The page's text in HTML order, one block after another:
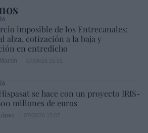
imposible de los Entrecanales:
alza, cotización a la baja y
en entredicho
se hace con un proyecto IRIS-
millones de euros